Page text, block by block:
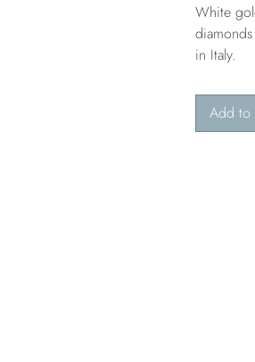
White
in Italy.
Add to